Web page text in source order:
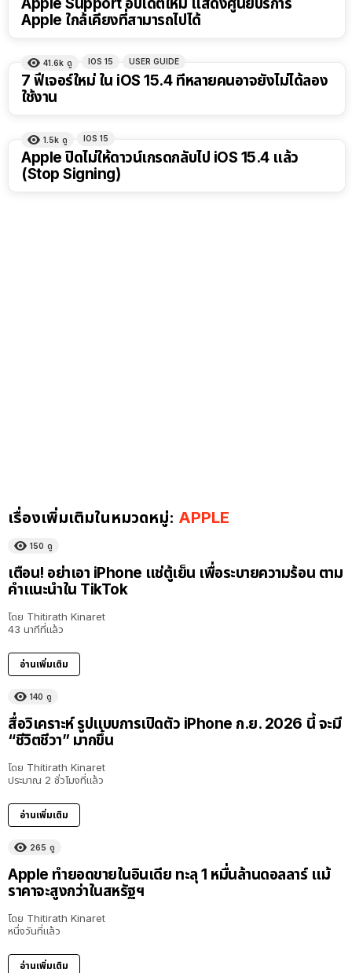
Apple ใกล้เคียงที่สามารถไปได้
41.6k ดู IOS 15 USER GUIDE
7 ฟีเจอร์ใหม่ ใน iOS 15.4 ที่หลายคนอาจยังไม่ได้ลอง
ใช้งาน
1.5k ดู IOS 15
Apple ปิดไม่ให้ดาวน์เกรดกลับไป iOS 15.4 แล้ว
(Stop Signing)
เรื่องเพิ่มเติมในหมวดหมู่: APPLE
150 ดู
เตือน! อย่าเอา iPhone แช่ตู้เย็น เพื่อระบายความร้อน ตาม
คำแนะนำใน TikTok
โดย Thitirath Kinaret
43 นาทีที่แล้ว
อ่านเพิ่มเติม
140 ดู
สื่อวิเคราะห์ รูปแบบการเปิดตัว iPhone ก.ย. 2026 นี้ จะมี
“ชีวิตชีวา” มากขึ้น
โดย Thitirath Kinaret
ประมาณ 2 ชั่วโมงที่แล้ว
อ่านเพิ่มเติม
265 ดู
Apple ทำยอดขายในอินเดีย ทะลุ 1 หมื่นล้านดอลลาร์ แม้
ราคาจะสูงกว่าในสหรัฐฯ
โดย Thitirath Kinaret
หนึ่งวันที่แล้ว
อ่านเพิ่มเติม